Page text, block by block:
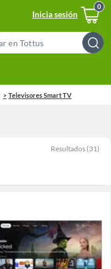
Inicia sesión
Search
Bar
Televisores Smart TV
Resultados (31)